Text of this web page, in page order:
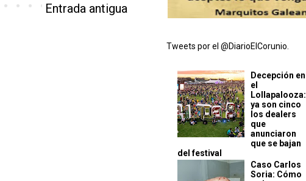
Entrada antigua
Tweets por el @DiarioElCorunio.
Decepción en
el
Lollapalooza:
ya son cinco
los dealers
que
anunciaron
que se bajan
del festival
Caso Carlos
Soria: Cómo